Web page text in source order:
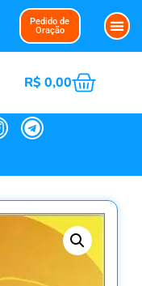
Pedido de
Oração
R$0,00